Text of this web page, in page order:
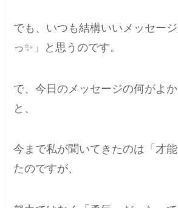
でも、いつも結構いいメッセー
っ✨」と思うのです。
で、今日のメッセージの何がよ
と、
今まで私が聞いてきたのは「才
たのですが、